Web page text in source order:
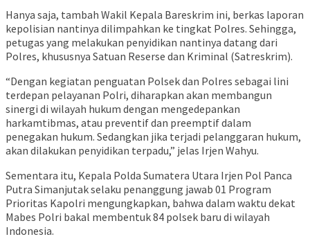
Hanya saja, tambah Wakil Kepala Bareskrim ini, berkas laporan
kepolisian nantinya dilimpahkan ke tingkat Polres. Sehingga,
petugas yang melakukan penyidikan nantinya datang dari
Polres, khususnya Satuan Reserse dan Kriminal (Satreskrim).
“Dengan kegiatan penguatan Polsek dan Polres sebagai lini
terdepan pelayanan Polri, diharapkan akan membangun
sinergi di wilayah hukum dengan mengedepankan
harkamtibmas, atau preventif dan preemptif dalam
penegakan hukum. Sedangkan jika terjadi pelanggaran hukum,
akan dilakukan penyidikan terpadu,” jelas Irjen Wahyu.
Sementara itu, Kepala Polda Sumatera Utara Irjen Pol Panca
Putra Simanjutak selaku penanggung jawab 01 Program
Prioritas Kapolri mengungkapkan, bahwa dalam waktu dekat
Mabes Polri bakal membentuk 84 polsek baru di wilayah
Indonesia.